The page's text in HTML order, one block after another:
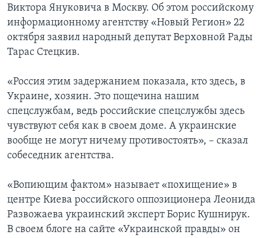
Виктора Януковича в Москву. Об этом российскому
информационному агентству «Новый Регион» 22
октября заявил народный депутат Верховной Рады
Тарас Стецкив.
«Россия этим задержанием показала, кто здесь, в
Украине, хозяин. Это пощечина нашим
спецслужбам, ведь российские спецслужбы здесь
чувствуют себя как в своем доме. А украинские
вообще не могут ничему противостоять», – сказал
собеседник агентства.
«Вопиющим фактом» называет «похищение» в
центре Киева российского оппозиционера Леонида
Развожаева украинский эксперт Борис Кушнирук.
В своем блоге на сайте «Украинской правды» он